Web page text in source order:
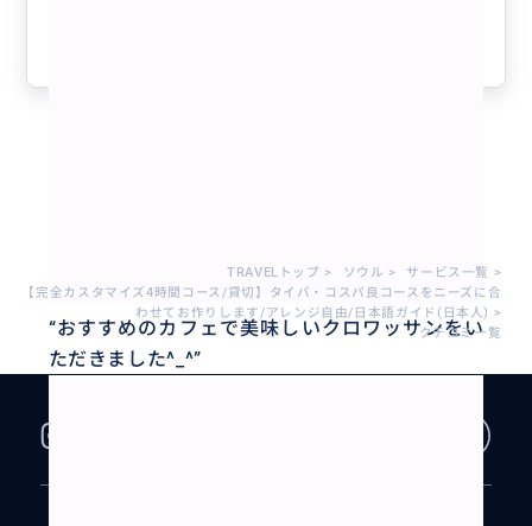
“おすすめのカフェで美味しいクロワッサンをい
ただきました^_^”
TRAVELトップ > ソウル > サービス一覧 >
【完全カスタマイズ4時間コース/貸切】タイパ・コスパ良コースをニーズに合
わせてお作りします/アレンジ自由/日本語ガイド(日本人) >
クチコミ一覧